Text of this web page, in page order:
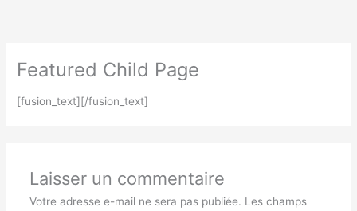
Featured Child Page
[fusion_text][/fusion_text]
Laisser un commentaire
Votre adresse e-mail ne sera pas publiée. Les champs